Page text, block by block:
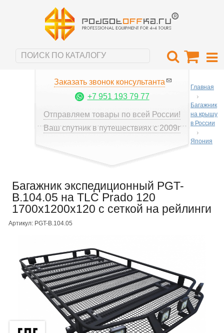
Заказать звонок консультанта
+7 951 193 79 77
Отправляем товары по всей России!
Ваш спутник в путешествиях с 2009г
Главная
Багажник
на крышу
в России
Япония
Багажник экспедиционный PGT-
B.104.05 на TLC Prado 120
1700х1200х120 с сеткой на рейлинги
Артикул: PGT-B.104.05